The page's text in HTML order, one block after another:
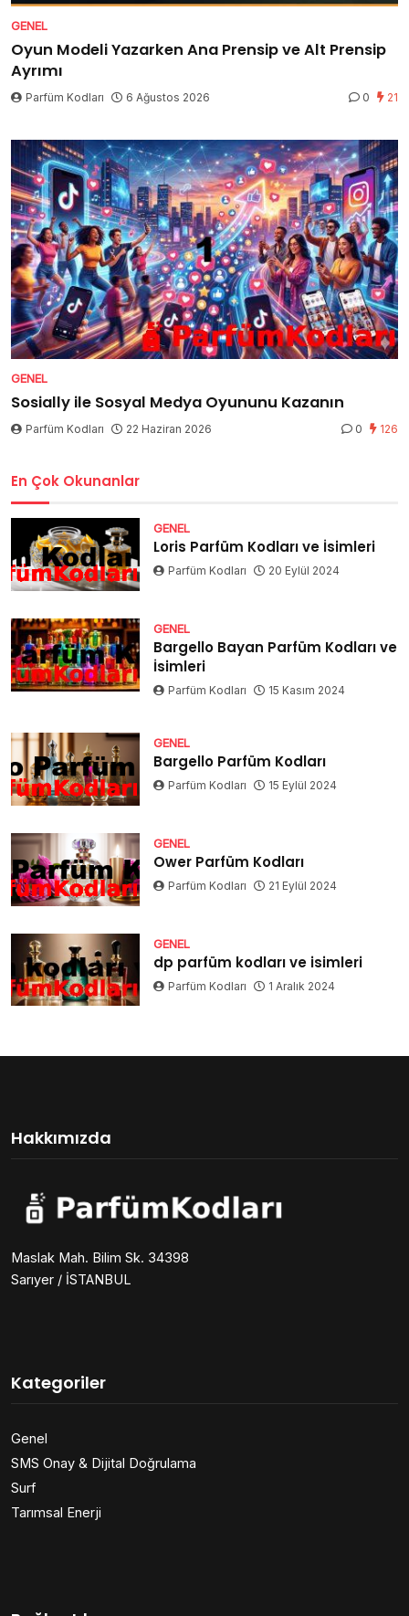
GENEL
Oyun Modeli Yazarken Ana Prensip ve Alt Prensip
Ayrımı
Parfüm Kodları 6 Ağustos 2026 0 21
GENEL
Sosially ile Sosyal Medya Oyununu Kazanın
Parfüm Kodları 22 Haziran 2026 0 126
En Çok Okunanlar
GENEL
Loris Parfüm Kodları ve İsimleri
Parfüm Kodları 20 Eylül 2024
GENEL
Bargello Bayan Parfüm Kodları ve
İsimleri
Parfüm Kodları 15 Kasım 2024
GENEL
Bargello Parfüm Kodları
Parfüm Kodları 15 Eylül 2024
GENEL
Ower Parfüm Kodları
Parfüm Kodları 21 Eylül 2024
GENEL
dp parfüm kodları ve isimleri
Parfüm Kodları 1 Aralık 2024
Hakkımızda
Maslak Mah. Bilim Sk. 34398
Sarıyer / İSTANBUL
Kategoriler
Genel
SMS Onay & Dijital Doğrulama
Surf
Tarımsal Enerji